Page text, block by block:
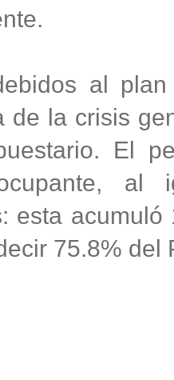
al
de la crisis
El
esta
75.8% del